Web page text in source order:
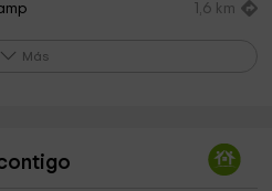
1,6 km
3,2 km
Más